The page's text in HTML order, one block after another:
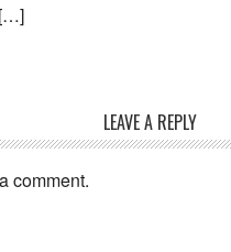
LEAVE A REPLY
comment.